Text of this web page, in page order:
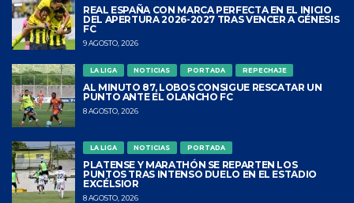
REAL ESPAÑA CON MARCA PERFECTA EN EL INICIO
DEL APERTURA 2026-2027 TRAS VENCER A GÉNESIS
FC
9 AGOSTO, 2026
LA LIGA NOTICIAS PORTADA REPECHAJE
AL MINUTO 87, LOBOS CONSIGUE RESCATAR UN
PUNTO ANTE EL OLANCHO FC
8 AGOSTO, 2026
LA LIGA NOTICIAS PORTADA
PLATENSE Y MARATHÓN SE REPARTEN LOS
PUNTOS TRAS INTENSO DUELO EN EL ESTADIO
EXCÉLSIOR
8 AGOSTO, 2026